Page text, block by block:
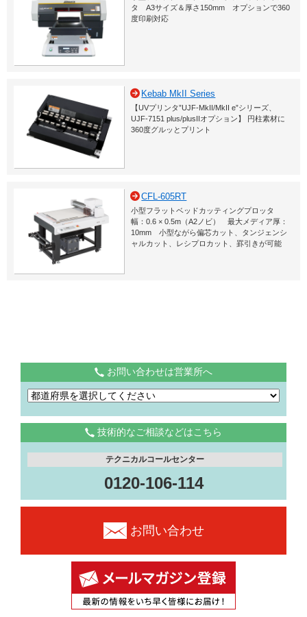
タ A3サイズ＆厚さ150mm オプションで360
度印刷対応
Kebab MkII Series
【UVプリンタ”UJF-MkII/MkII e”シリーズ、
UJF-7151 plus/plusIIオプション】 円柱素材に
360度グルッとプリント
CFL-605RT
小型フラットベッドカッティングプロッタ
幅：0.6 × 0.5m（A2ノビ） 最大メディア厚：
10mm 小型ながら偏芯カット、タンジェンシ
ャルカット、レシプロカット、罫引きが可能
お問い合わせは営業所へ
技術的なご相談などはこちら
テクニカルコールセンター
0120-106-114
お問い合わせ